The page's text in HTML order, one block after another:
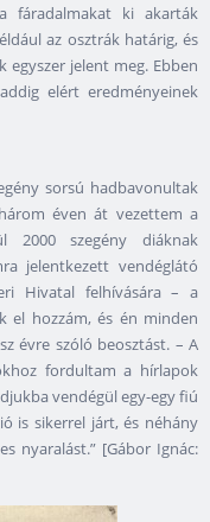
fáradalmakat ki akarták
az osztrák határig, és
egyszer jelent meg. Ebben
elért eredményeinek
sorsú hadbavonultak
éven át vezettem a
2000 szegény diáknak
jelentkezett vendéglátó
Hivatal felhívására – a
el hozzám, és én minden
évre szóló beosztást. – A
fordultam a hírlapok
vendégül egy-egy fiú
is sikerrel járt, és néhány
nyaralást.” [Gábor Ignác: